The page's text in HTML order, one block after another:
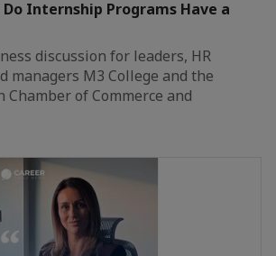
Do Internship Programs Have a
discussion for leaders, HR
managers M3 College and the
Chamber of Commerce and